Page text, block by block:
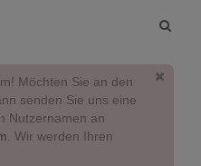
Möchten Sie an den
senden Sie uns eine
Nutzernamen an
. Wir werden Ihren